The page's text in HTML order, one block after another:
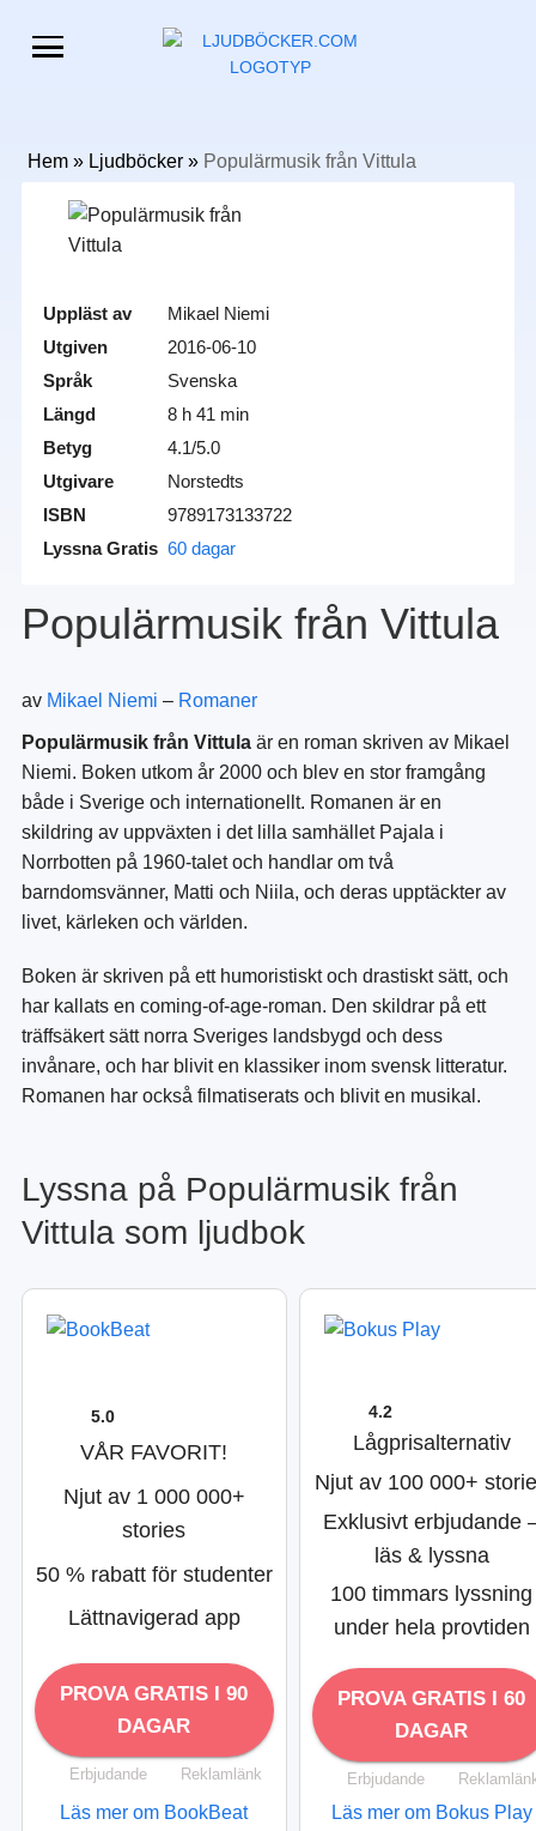
Hem» Ljudböcker» Populärmusik från Vittula
Uppläst av
Mikael Niemi
Utgiven
2016-06-10
Språk
Svenska
Längd
8 h 41 min
Betyg
4.1/5.0
Utgivare
Norstedts
ISBN
9789173133722
Lyssna Gratis 60 dagar
Populärmusik från Vittula
av Mikael Niemi – Romaner
Populärmusik från Vittulaär en roman skriven av Mikael
Niemi. Boken utkom år 2000 och blev en stor framgång
både i Sverige och internationellt. Romanen är en
skildring av uppväxten i det lilla samhället Pajala i
Norrbotten på 1960-talet och handlar om två
barndomsvänner, Matti och Niila, och deras upptäckter av
livet, kärleken och världen.
Boken är skriven på ett humoristiskt och drastiskt sätt, och
har kallats en coming-of-age-roman. Den skildrar på ett
träffsäkert sätt norra Sveriges landsbygd och dess
invånare, och har blivit en klassiker inom svensk litteratur.
Romanen har också filmatiserats och blivit en musikal.
Lyssna på Populärmusik från
Vittula som ljudbok
5.0
VÅR FAVORIT!
Njut av 1 000 000+
stories
50 % rabatt för studenter
Lättnavigerad app
PROVA GRATIS I 90
DAGAR
Erbjudande Reklamlänk
Läs mer om BookBeat
4.2
Lågprisalternativ
Njut av 100 000+
Exklusivt erbjudande
läs & lyssna
100 timmars lyssning
under hela provtiden
PROVA GRATIS I 60
DAGAR
Erbjudande
Läs mer om Bokus Play